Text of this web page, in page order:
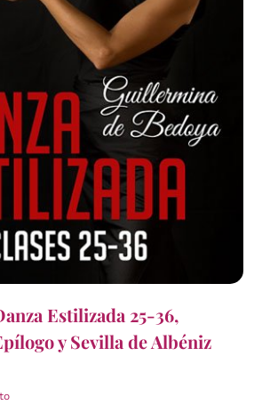
Estilizada 25-36,
y Sevilla de Albéniz